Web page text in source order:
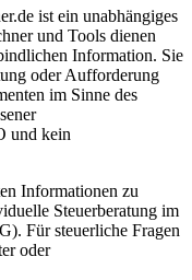
ist ein unabhängiges
und Tools dienen
Information. Sie
oder Aufforderung
im Sinne des
und kein
Informationen zu
Steuerberatung im
Für steuerliche Fragen
oder